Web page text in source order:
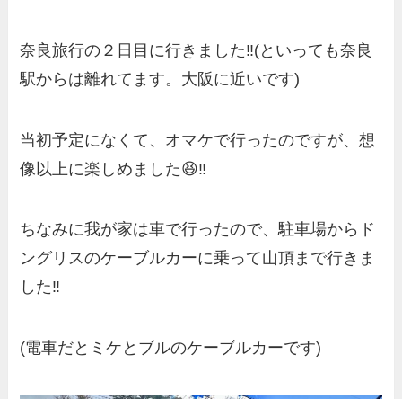
奈良旅行の２日目に行きました‼️(といっても奈良
駅からは離れてます。大阪に近いです)
当初予定になくて、オマケで行ったのですが、想
像以上に楽しめました😆‼️
ちなみに我が家は車で行ったので、駐車場からド
ングリスのケーブルカーに乗って山頂まで行きま
した‼️
(電車だとミケとブルのケーブルカーです)